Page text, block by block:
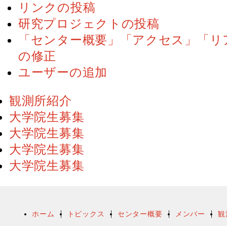
リンクの投稿
研究プロジェクトの投稿
「センター概要」「アクセス」「
の修正
ユーザーの追加
観測所紹介
大学院生募集
大学院生募集
大学院生募集
大学院生募集
ホーム トピックス センター概要 メンバー 観